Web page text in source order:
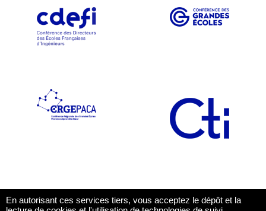
En autorisant ces services tiers, vous acceptez le dépôt et la